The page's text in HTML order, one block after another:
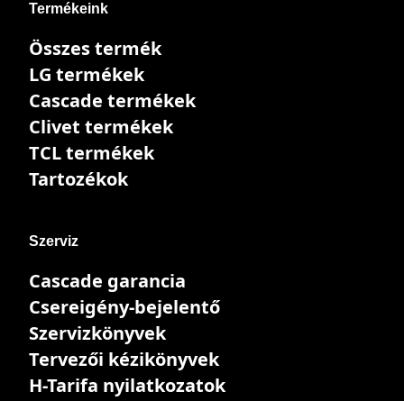
Termékeink
Összes termék
LG termékek
Cascade termékek
Clivet termékek
TCL termékek
Tartozékok
Szerviz
Cascade garancia
Csereigény-bejelentő
Szervizkönyvek
Tervezői kézikönyvek
H-Tarifa nyilatkozatok